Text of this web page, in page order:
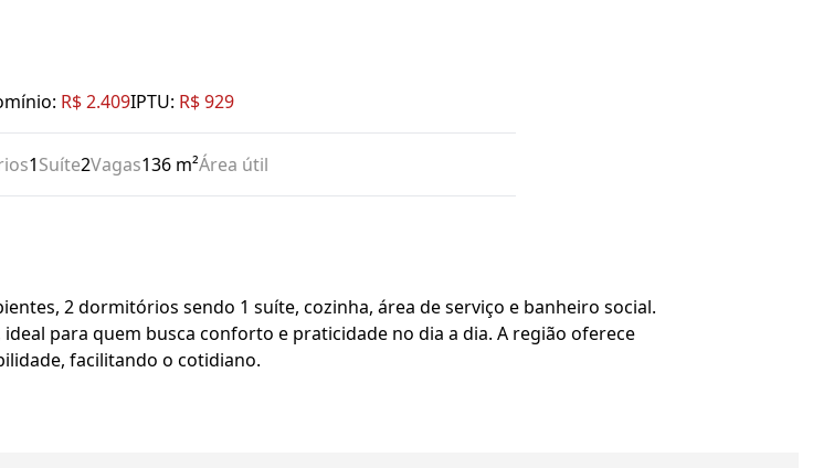
R$ 2.409IPTU: R$ 929
1Suíte2Vagas136 m²Área útil
2 dormitórios sendo 1 suíte, cozinha, área de serviço e banheiro social.
para quem busca conforto e praticidade no dia a dia. A região oferece
facilitando o cotidiano.